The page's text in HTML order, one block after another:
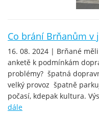
Co brání Brňanům v
16. 08. 2024 | Brňané
anketě k podmínkám
problémy? špatná
velký provoz špatně
počasí, kdepak kultura.
dále